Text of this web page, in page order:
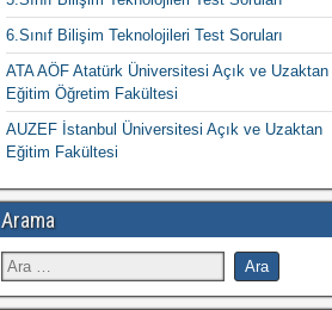
6.Sınıf Bilişim Teknolojileri Test Soruları
ATA AÖF Atatürk Üniversitesi Açık ve Uzaktan
Eğitim Öğretim Fakültesi
AUZEF İstanbul Üniversitesi Açık ve Uzaktan
Eğitim Fakültesi
Arama